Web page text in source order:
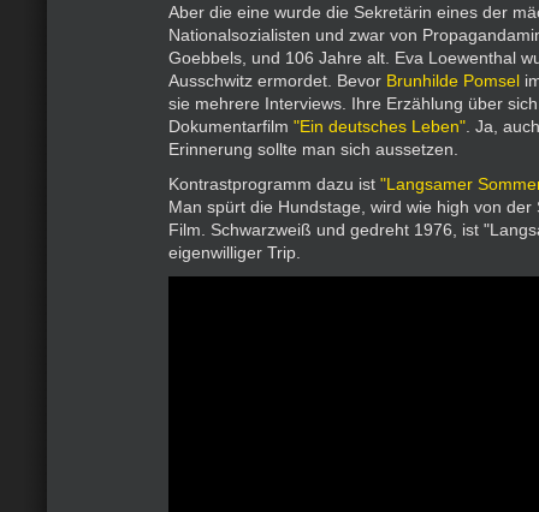
Aber die eine wurde die Sekretärin eines der
Nationalsozialisten und zwar von
Goebbels, und 106 Jahre alt. Eva Loewenthal
Ausschwitz ermordet. Bevor Brunhilde Pomsel
sie mehrere Interviews. Ihre Erzählung über
Dokumentarfilm "Ein deutsches Leben" . Ja,
Erinnerung sollte man sich aussetzen.
Kontrastprogramm dazu ist "Langsamer
Man spürt die Hundstage, wird wie high von der
Film. Schwarzweiß und gedreht 1976, ist
eigenwilliger Trip.